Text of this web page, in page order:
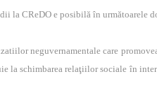
la CReDO e posibilă în următoarele
neguvernamentale care
la schimbarea relaţiilor sociale în